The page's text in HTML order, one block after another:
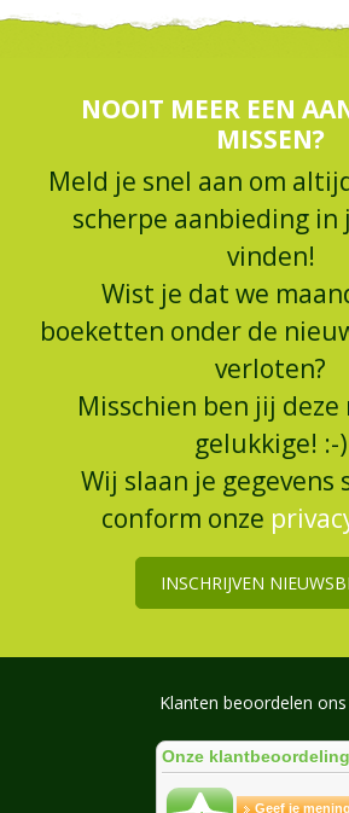
NOOIT MEER EEN
MISSEN?
Meld je snel aan om
scherpe aanbieding in
vinden!
Wist je dat we
boeketten onder de
verloten?
Misschien ben jij deze
gelukkige! :-)
Wij slaan je gegevens
conform onze
INSCHRIJVEN
Klanten beoordelen